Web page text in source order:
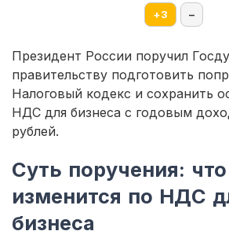
+3 –
Президент России поручил
правительству подготовить
Налоговый кодекс и сохранить
НДС для бизнеса с годовым
рублей.
Суть поручения: что
изменится по НДС
бизнеса